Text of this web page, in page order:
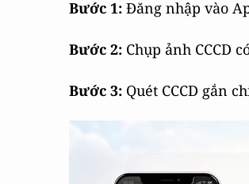
Bước 1: Đăng nhập vào
Bước 2: Chụp ảnh CCCD
Bước 3: Quét CCCD gắn